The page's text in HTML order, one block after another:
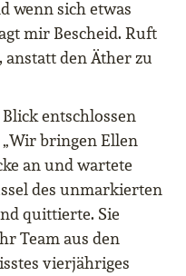
wenn sich etwas
mir Bescheid. Ruft
den Äther zu
entschlossen
bringen Ellen
an und wartete
des unmarkierten
quittierte. Sie
Team aus den
vierjähriges